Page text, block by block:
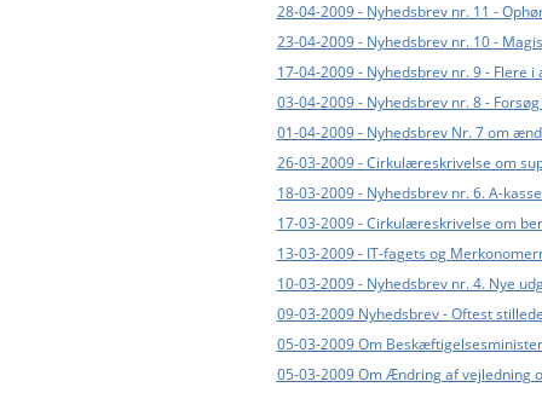
28-04-2009 - Nyhedsbrev nr. 11 -
23-04-2009 - Nyhedsbrev nr. 10 -
17-04-2009 - Nyhedsbrev nr. 9 - Flere i
03-04-2009 - Nyhedsbrev nr. 8 -
01-04-2009 - Nyhedsbrev Nr. 7 om
26-03-2009 - Cirkulæreskrivelse om
18-03-2009 - Nyhedsbrev nr. 6. A-
17-03-2009 - Cirkulæreskrivelse om
13-03-2009 - IT-fagets og
10-03-2009 - Nyhedsbrev nr. 4. Nye
09-03-2009 Nyhedsbrev - Oftest
05-03-2009 Om
05-03-2009 Om Ændring af vejledning